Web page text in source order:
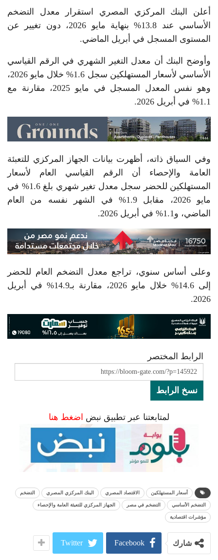
أعلن البنك المركزي المصري استقرار معدل التضخم
الأساسي عند 13.8% بنهاية مايو 2026، دون تغيير عن
المستوى المسجل في أبريل الماضي.
وأوضح البنك أن معدل التغير الشهري في الرقم القياسي
الأساسي لأسعار المستهلكين سجل 1.6% خلال مايو 2026،
وهو نفس المعدل المسجل في مايو 2025، مقارنة مع
1.1% في أبريل 2026.
وفي السياق ذاته، أظهرت بيانات الجهاز المركزي للتعبئة
العامة والإحصاء أن الرقم القياسي العام لأسعار
المستهلكين للحضر سجل معدل تغير شهري بلغ 1.6% في
مايو 2026، مقابل 1.9% في الشهر نفسه من العام
الماضي، و1.1% في أبريل 2026.
وعلى أساس سنوي، تراجع معدل التضخم العام للحضر
إلى 14.6% خلال مايو 2026، مقارنة بـ14.9% في أبريل
2026.
الرابط المختصر
نسخ الرابط
لمتابعتنا عبر تطبيق نبض اضغط هنا
أسعار المستهلكين الاقتصاد المصري البنك المركزي المصري التضخم
التضخم الأساسي التضخم في مصر الجهاز المركزي للتعبئة العامة والإحصاء
مؤشرات اقتصادية
شارك Facebook
Twitter